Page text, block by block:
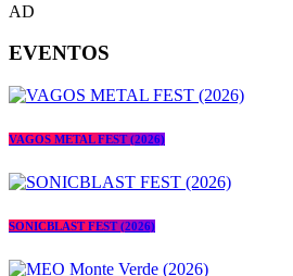
AD
EVENTOS
VAGOS METAL FEST (2026)
SONICBLAST FEST (2026)